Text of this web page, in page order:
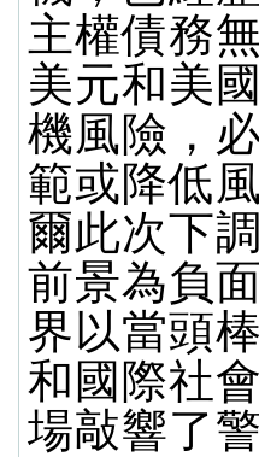
主權債務
美元和美
機風險，
範或降低
爾此次下
前景為負
界以當頭
和國際社
場敲響了警